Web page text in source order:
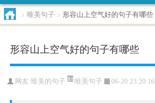
> 唯美句子 > 形容山上空气好的句子有哪些
形容山上空气好的句子有哪些
网友: 唯美的句子 唯美句子 06-20 23:20:16